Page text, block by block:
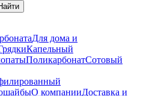
Для дома и
Капельный
ПоликарбонатСотовый
О компанииДоставка и